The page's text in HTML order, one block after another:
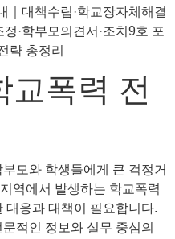
교폭력 전
모와 학생들에게 큰 걱정거
역에서 발생하는 학교폭력
대응과 대책이 필요합니다.
적인 정보와 실무 중심의